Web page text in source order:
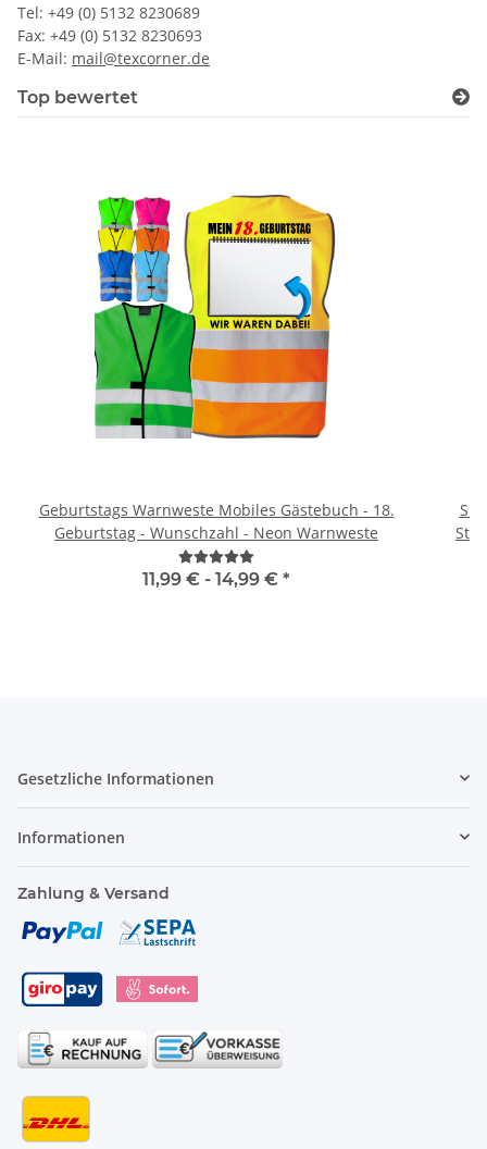
Tel: +49 (0) 5132 8230689
Fax: +49 (0) 5132 8230693
E-Mail: mail@texcorner.de
Top bewertet
Geburtstags Warnweste Mobiles Gästebuch - 18.
Geburtstag - Wunschzahl - Neon Warnweste
11,99 € - 14,99 € *
Gesetzliche Informationen
Informationen
Zahlung & Versand